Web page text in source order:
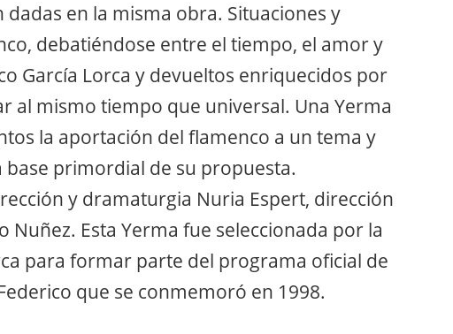
en la misma obra. Situaciones y
debatiéndose entre el tiempo, el amor y
García Lorca y devueltos enriquecidos por
al mismo tiempo que universal. Una Yerma
la aportación del flamenco a un tema y
primordial de su propuesta.
y dramaturgia Nuria Espert, dirección
Nuñez. Esta Yerma fue seleccionada por la
para formar parte del programa oficial de
que se conmemoró en 1998.